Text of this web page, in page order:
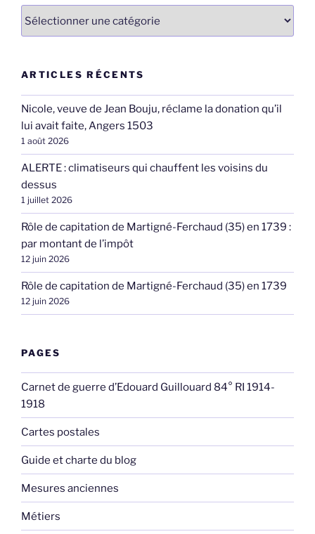
ARTICLES RÉCENTS
Nicole, veuve de Jean Bouju, réclame la donation qu’il
lui avait faite, Angers 1503
1 août 2026
ALERTE : climatiseurs qui chauffent les voisins du
dessus
1 juillet 2026
Rôle de capitation de Martigné-Ferchaud (35) en 1739 :
par montant de l’impôt
12 juin 2026
Rôle de capitation de Martigné-Ferchaud (35) en 1739
12 juin 2026
PAGES
Carnet de guerre d’Edouard Guillouard 84° RI 1914-
1918
Cartes postales
Guide et charte du blog
Mesures anciennes
Métiers